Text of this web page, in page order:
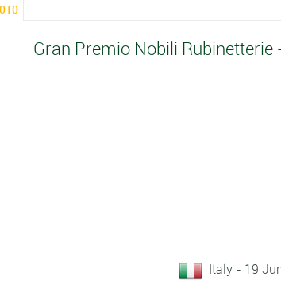
Gran Premio Nobili Rubinetterie
Italy - 19